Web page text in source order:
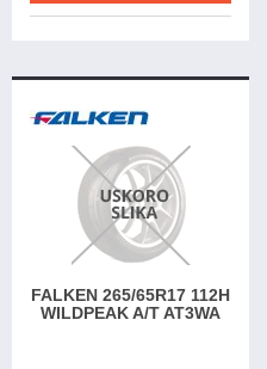
FALKEN 265/65R17 112H
WILDPEAK A/T AT3WA